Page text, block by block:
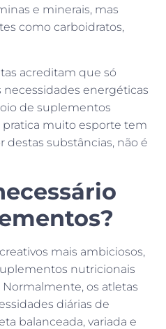
e minerais, mas
como carboidratos,
acreditam que só
energéticas
de suplementos
muito esporte tem
destas substâncias, não é
mais ambiciosos,
nutricionais
os atletas
diárias de
balanceada, variada e